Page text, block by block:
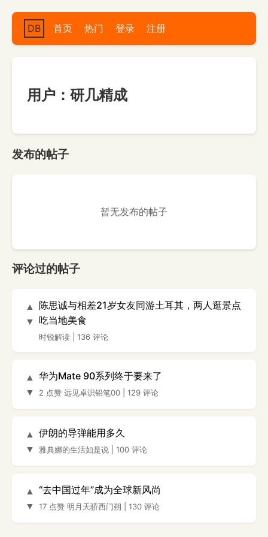
DB 首页 热门 登录 注册
用户：研几精成
发布的帖子
暂无发布的帖子
评论过的帖子
▲
▼
陈思诚与相差21岁女友同游土耳其，两人逛景点
吃当地美食
时锐解读 136 评论
▲
▼
华为Mate 90系列终于要来了
2 点赞 远见卓识铅笔00 129 评论
▲
▼
伊朗的导弹能用多久
雅典娜的生活如是说 100 评论
▲
▼
“去中国过年”成为全球新风尚
17 点赞 明月天骄西门朔 130 评论